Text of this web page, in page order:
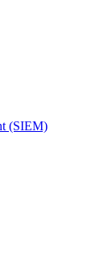
(SIEM)